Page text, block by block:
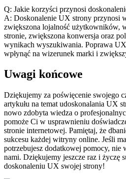
Q: Jakie korzyści przynosi
A: Doskonalenie UX strony przynosi
zwiększona lojalność ​użytkowników,
stronie, zwiększona konwersja oraz
wynikach wyszukiwania. Poprawa
wpłynąć na wizerunek marki i
Uwagi końcowe
Dziękujemy za poświęcenie swojego
artykułu na temat ⁢udoskonalania UX
nowo zdobyta wiedza o
pomoże Ci w usprawnieniu
stronie internetowej. Pamiętaj, że
sukcesu ⁤każdej witryny online. Jeśli
potrzebujesz dodatkowej pomocy, nie
nami. Dziękujemy jeszcze raz ⁤i życzę
doskonaleniu UX swojej strony!